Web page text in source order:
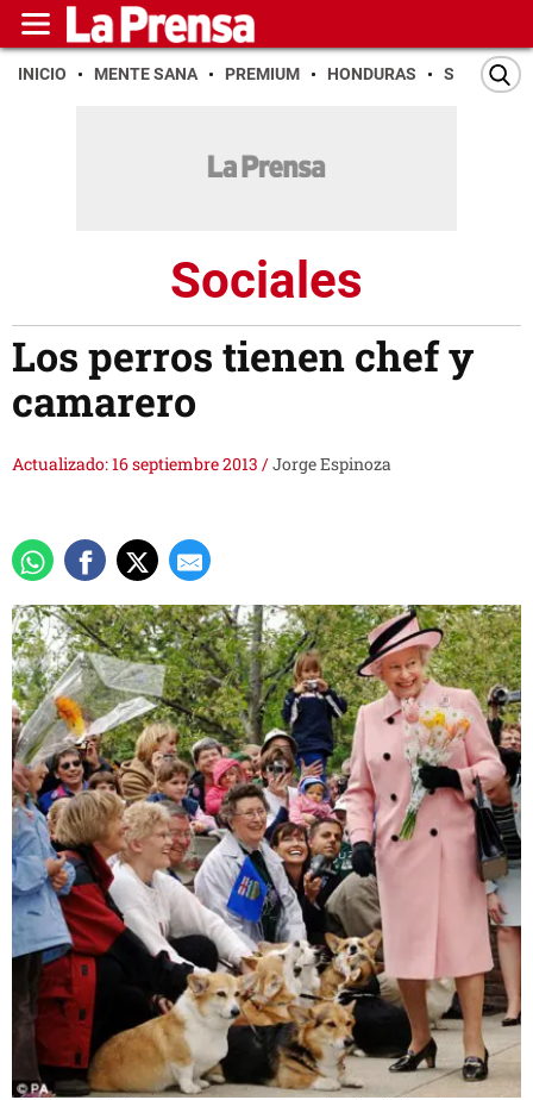
INICIO MENTE SANA PREMIUM HONDURAS SAN PEDRO
Sociales
Los perros tienen chef y
camarero
Actualizado: 16 septiembre 2013 /Jorge Espinoza